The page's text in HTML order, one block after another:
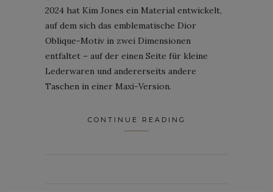
2024 hat Kim Jones ein Material entwickelt,
auf dem sich das emblematische Dior
Oblique-Motiv in zwei Dimensionen
entfaltet – auf der einen Seite für kleine
Lederwaren und andererseits andere
Taschen in einer Maxi-Version.
CONTINUE READING